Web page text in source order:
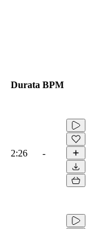
Durata BPM
2:26 -